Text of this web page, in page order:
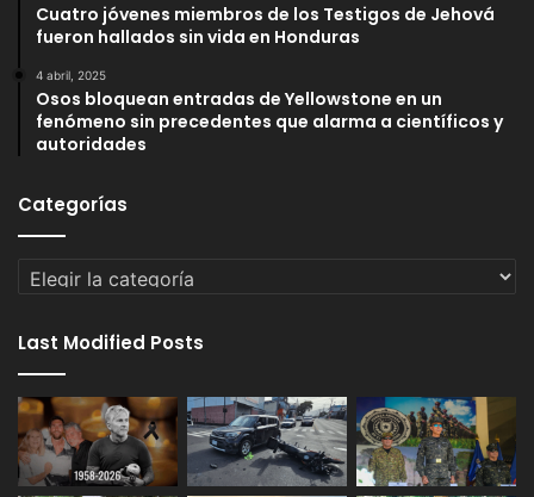
Cuatro jóvenes miembros de los Testigos de Jehová
fueron hallados sin vida en Honduras
4 abril, 2025
Osos bloquean entradas de Yellowstone en un
fenómeno sin precedentes que alarma a científicos y
autoridades
Categorías
Categorías
Last Modified Posts